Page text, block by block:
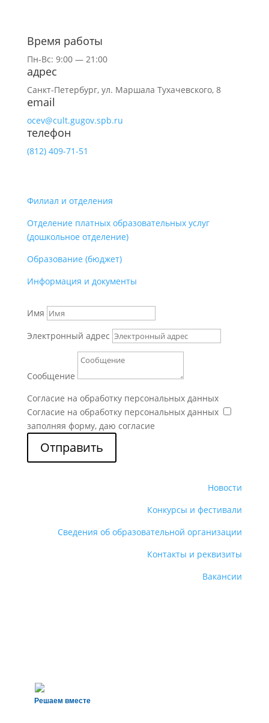
Время работы
Пн-Вс: 9:00 — 21:00
адрес
Санкт-Петербург, ул. Маршала Тухачевского, 8
email
ocev@cult.gugov.spb.ru
телефон
(812) 409-71-51
Филиал и отделения
Отделение платных образовательных услуг
(дошкольное отделение)
Образование (бюджет)
Информация и документы
Имя
Электронный адрес
Сообщение
Согласие на обработку персональных данных
Согласие на обработку персональных данных
заполняя форму, даю согласие
Отправить
Новости
Конкурсы и фестивали
Сведения об образовательной организации
Контакты и реквизиты
Вакансии
Решаем вместе